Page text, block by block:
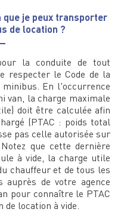
que je peux transporter
de location ?
la conduite de tout
respecter le Code de la
En l'occurrence
van, la charge maximale
doit être calculée afin
(PTAC : poids total
pas celle autorisée sur
que cette dernière
à vide, la charge utile
chauffeur et de tous les
auprès de votre agence
pour connaître le PTAC
de location à vide.